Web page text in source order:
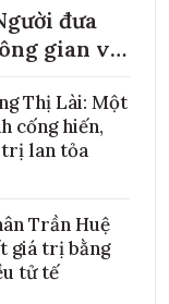
đưa
gian về
Thị Lài: Một
cống hiến,
trị lan tỏa
Trần Huệ
giá trị bằng
tử tế